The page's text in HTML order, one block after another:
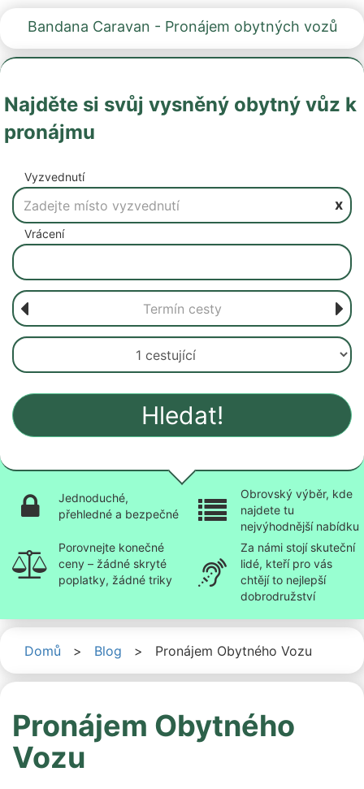
Bandana Caravan - Pronájem obytných vozů
Najděte si svůj vysněný obytný vůz k
pronájmu
Vyzvednutí
x
Vrácení
Hledat!
Jednoduché,
přehledné a bezpečné
Obrovský výběr, kde
najdete tu
nejvýhodnější nabídku
Porovnejte konečné
ceny – žádné skryté
poplatky, žádné triky
Za námi stojí skuteční
lidé, kteří pro vás
chtějí to nejlepší
dobrodružství
Domů > Blog > Pronájem Obytného Vozu
Pronájem Obytného
Vozu